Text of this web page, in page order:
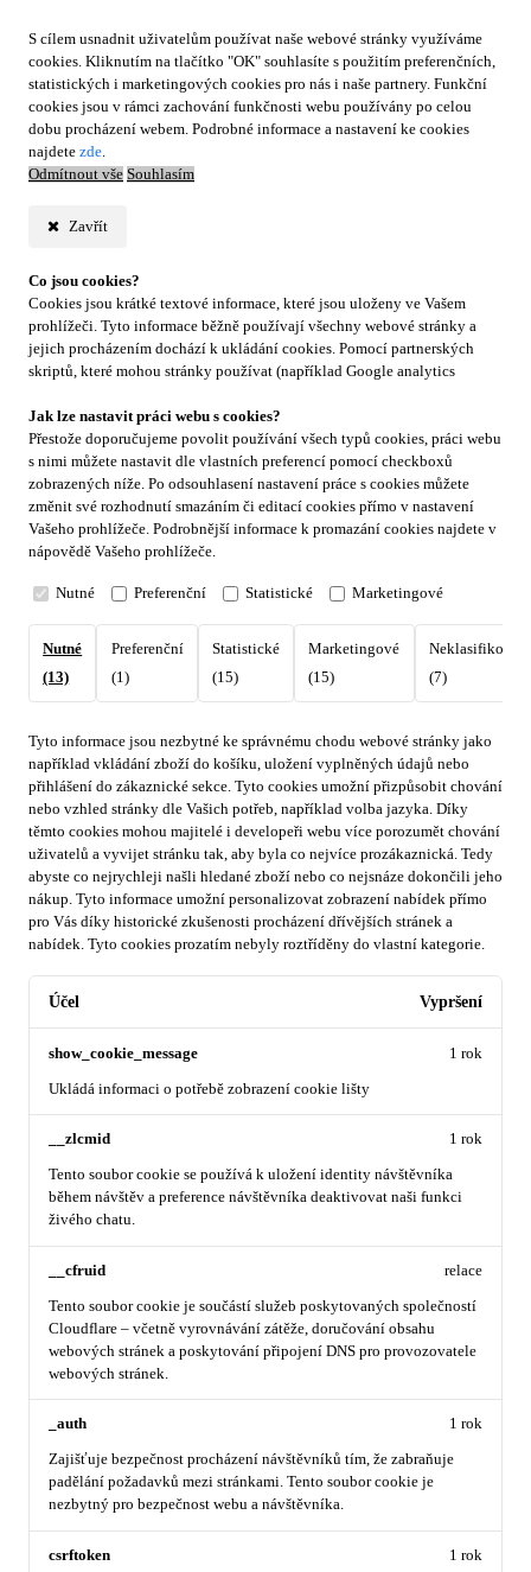
S cílem usnadnit uživatelům používat naše webové stránky využíváme
cookies. Kliknutím na tlačítko "OK" souhlasíte s použitím preferenčních,
statistických i marketingových cookies pro nás i naše partnery. Funkční
cookies jsou v rámci zachování funkčnosti webu používány po celou
dobu procházení webem. Podrobné informace a nastavení ke cookies
najdete zde.
Odmítnout vše Souhlasím
Zavřít
Co jsou cookies?
Cookies jsou krátké textové informace, které jsou uloženy ve Vašem
prohlížeči. Tyto informace běžně používají všechny webové stránky a
jejich procházením dochází k ukládání cookies. Pomocí partnerských
skriptů, které mohou stránky používat (například Google analytics
Jak lze nastavit práci webu s cookies?
Přestože doporučujeme povolit používání všech typů cookies, práci webu
s nimi můžete nastavit dle vlastních preferencí pomocí checkboxů
zobrazených níže. Po odsouhlasení nastavení práce s cookies můžete
změnit své rozhodnutí smazáním či editací cookies přímo v nastavení
Vašeho prohlížeče. Podrobnější informace k promazání cookies najdete v
nápovědě Vašeho prohlížeče.
Nutné Preferenční Statistické Marketingové
Nutné
(13)
Preferenční
(1)
Statistické
(15)
Marketingové
(15)
(7)
Tyto informace jsou nezbytné ke správnému chodu webové stránky jako
například vkládání zboží do košíku, uložení vyplněných údajů nebo
přihlášení do zákaznické sekce. Tyto cookies umožní přizpůsobit chování
nebo vzhled stránky dle Vašich potřeb, například volba jazyka. Díky
těmto cookies mohou majitelé i developeři webu více porozumět chování
uživatelů a vyvijet stránku tak, aby byla co nejvíce prozákaznická. Tedy
abyste co nejrychleji našli hledané zboží nebo co nejsnáze dokončili jeho
nákup. Tyto informace umožní personalizovat zobrazení nabídek přímo
pro Vás díky historické zkušenosti procházení dřívějších stránek a
nabídek. Tyto cookies prozatím nebyly roztříděny do vlastní kategorie.
Účel Vypršení
show_cookie_message
Ukládá informaci o potřebě zobrazení cookie lišty
1 rok
__zlcmid
Tento soubor cookie se používá k uložení identity návštěvníka
během návštěv a preference návštěvníka deaktivovat naši funkci
živého chatu.
1 rok
__cfruid
Tento soubor cookie je součástí služeb poskytovaných společností
Cloudflare – včetně vyrovnávání zátěže, doručování obsahu
webových stránek a poskytování připojení DNS pro provozovatele
webových stránek.
relace
_auth
Zajišťuje bezpečnost procházení návštěvníků tím, že zabraňuje
padělání požadavků mezi stránkami. Tento soubor cookie je
nezbytný pro bezpečnost webu a návštěvníka.
1 rok
csrftoken 1 rok